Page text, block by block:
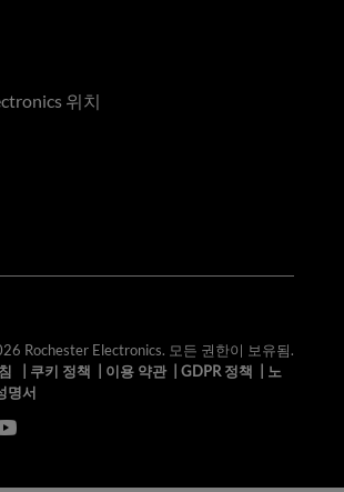
위치
Rochester Electronics. 모든 권한이 보유됨.
쿠키 정책 이용 약관| GDPR 정책
노
명서